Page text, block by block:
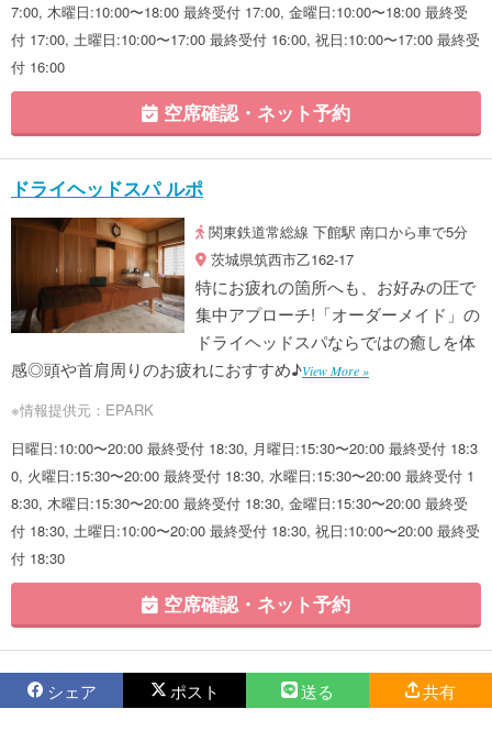
7:00, 木曜日:10:00〜18:00 最終受付 17:00, 金曜日:10:00〜18:00 最終受
付 17:00, 土曜日:10:00〜17:00 最終受付 16:00, 祝日:10:00〜17:00 最終受
付 16:00
空席確認・ネット予約
ドライヘッドスパ ルポ
関東鉄道常総線 下館駅 南口から車で5分
茨城県筑西市乙162-17
特にお疲れの箇所へも、お好みの圧で
集中アプローチ!「オーダーメイド」の
ドライヘッドスパならではの癒しを体
感◎頭や首肩周りのお疲れにおすすめ♪View More »
※情報提供元：EPARK
日曜日:10:00〜20:00 最終受付 18:30, 月曜日:15:30〜20:00 最終受付 18:3
0, 火曜日:15:30〜20:00 最終受付 18:30, 水曜日:15:30〜20:00 最終受付 1
8:30, 木曜日:15:30〜20:00 最終受付 18:30, 金曜日:15:30〜20:00 最終受
付 18:30, 土曜日:10:00〜20:00 最終受付 18:30, 祝日:10:00〜20:00 最終受
付 18:30
空席確認・ネット予約
シェア ポスト 送る 共有